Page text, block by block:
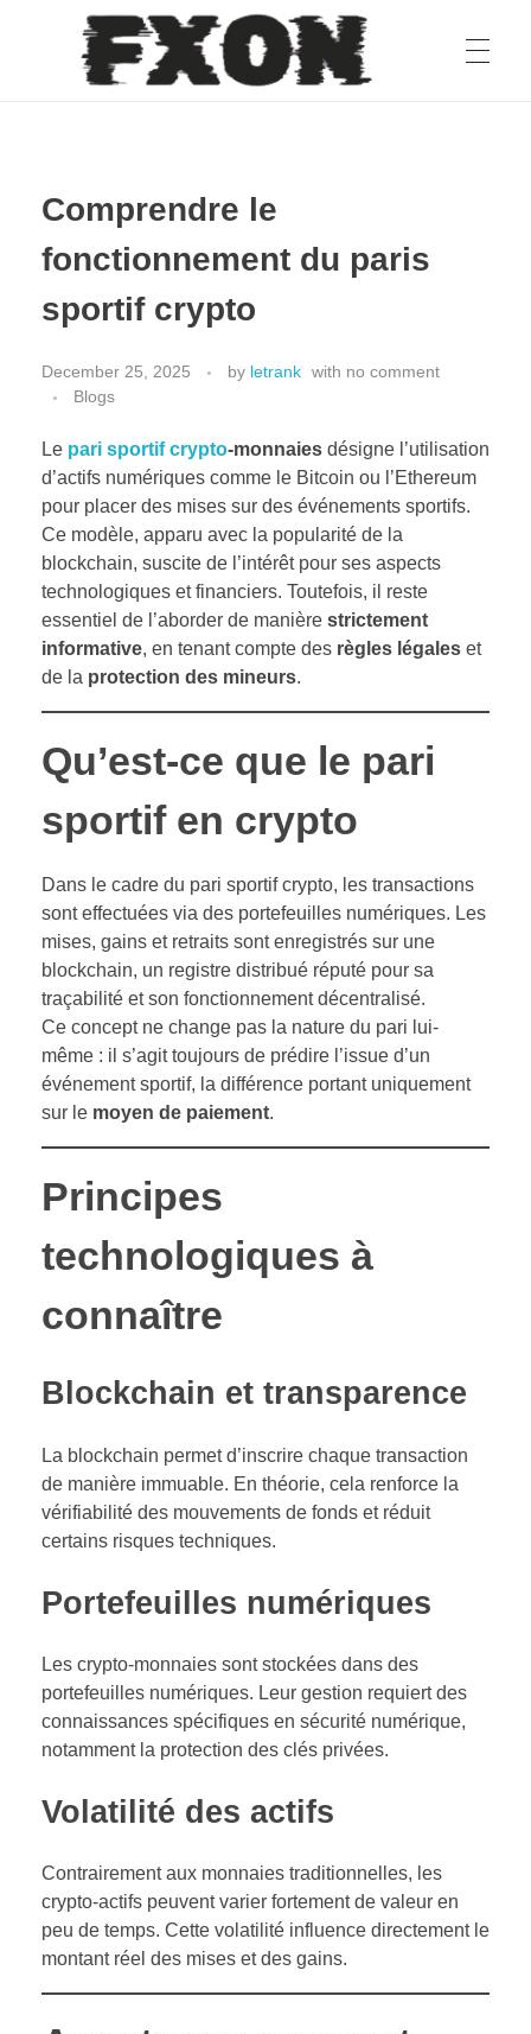
fxon
Comprendre le
fonctionnement du paris
sportif crypto
December 25, 2025 by letrank with no comment
Blogs
Le pari sportif crypto-monnaies désigne l’utilisation
d’actifs numériques comme le Bitcoin ou l’Ethereum
pour placer des mises sur des événements sportifs.
Ce modèle, apparu avec la popularité de la
blockchain, suscite de l’intérêt pour ses aspects
technologiques et financiers. Toutefois, il reste
essentiel de l’aborder de manière strictement
informative, en tenant compte des règles légales et
de la protection des mineurs.
Qu’est-ce que le pari
sportif en crypto
Dans le cadre du pari sportif crypto, les transactions
sont effectuées via des portefeuilles numériques. Les
mises, gains et retraits sont enregistrés sur une
blockchain, un registre distribué réputé pour sa
traçabilité et son fonctionnement décentralisé.
Ce concept ne change pas la nature du pari lui-
même : il s’agit toujours de prédire l’issue d’un
événement sportif, la différence portant uniquement
sur le moyen de paiement.
Principes
technologiques à
connaître
Blockchain et transparence
La blockchain permet d’inscrire chaque transaction
de manière immuable. En théorie, cela renforce la
vérifiabilité des mouvements de fonds et réduit
certains risques techniques.
Portefeuilles numériques
Les crypto-monnaies sont stockées dans des
portefeuilles numériques. Leur gestion requiert des
connaissances spécifiques en sécurité numérique,
notamment la protection des clés privées.
Volatilité des actifs
Contrairement aux monnaies traditionnelles, les
crypto-actifs peuvent varier fortement de valeur en
peu de temps. Cette volatilité influence directement le
montant réel des mises et des gains.